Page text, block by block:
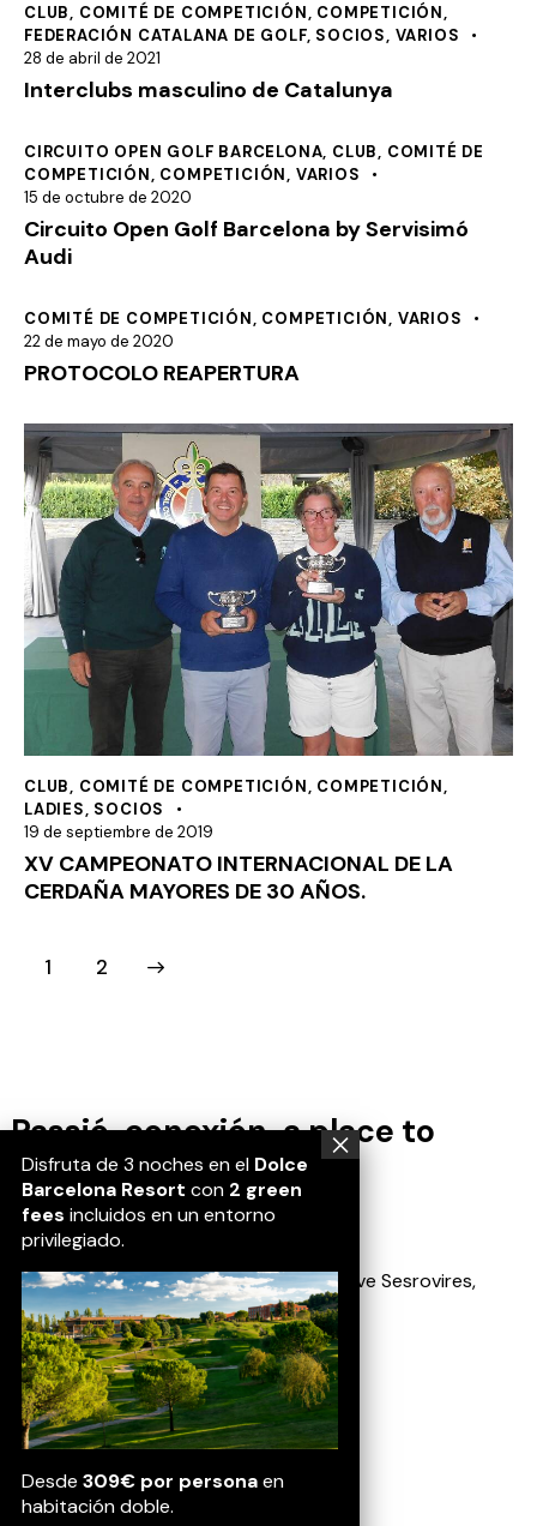
CLUB, COMITÉ DE COMPETICIÓN, COMPETICIÓN,
FEDERACIÓN CATALANA DE GOLF, SOCIOS, VARIOS
28 de abril de 2021
Interclubs masculino de Catalunya
CIRCUITO OPEN GOLF BARCELONA, CLUB, COMITÉ DE
COMPETICIÓN, COMPETICIÓN, VARIOS
15 de octubre de 2020
Circuito Open Golf Barcelona by Servisimó
Audi
COMITÉ DE COMPETICIÓN, COMPETICIÓN, VARIOS
22 de mayo de 2020
PROTOCOLO REAPERTURA
CLUB, COMITÉ DE COMPETICIÓN, COMPETICIÓN,
LADIES, SOCIOS
19 de septiembre de 2019
XV CAMPEONATO INTERNACIONAL DE LA
CERDAÑA MAYORES DE 30 AÑOS.
1 2
Passió, conexión, a place to
belong.
Location
Av. Golf Masia Bach, 1, 08635 Sant Esteve Sesrovires,
Barcelona
Contact
(+34) 937 728 800
Socials
Disfruta de 3 noches en el Dolce
Barcelona Resort con 2 green
fees incluidos en un entorno
privilegiado.
Desde 309€ por personaen
habitación doble.